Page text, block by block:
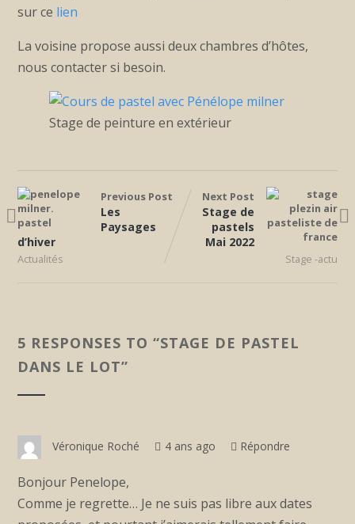
sur ce lien
La voisine propose aussi deux chambres d’hôtes,
nous contacter si besoin.
Stage de peinture en extérieur
Previous Post
Les
Paysages
d’hiver
Actualités
Next Post
Stage de
pastels
Mai 2022
Stage -actu
5 RESPONSES TO “STAGE DE PASTEL
DANS LE LOT”
Véronique Roché 4 ans ago Répondre
Bonjour Penelope,
Comme je regrette… Je ne suis pas libre aux dates